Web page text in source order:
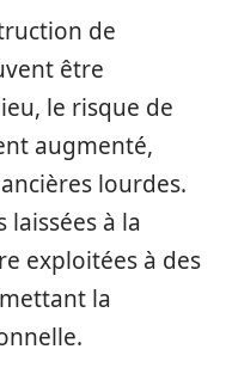
de
être
le risque de
augmenté,
lourdes.
à la
exploitées à des
la